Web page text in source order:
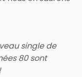
single de
80 sont